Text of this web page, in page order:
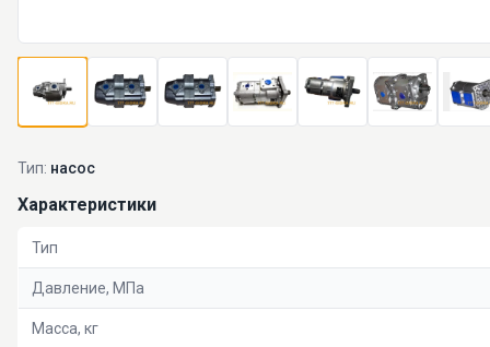
Тип: насос
Характеристики
Тип
Давление, МПа
Масса, кг